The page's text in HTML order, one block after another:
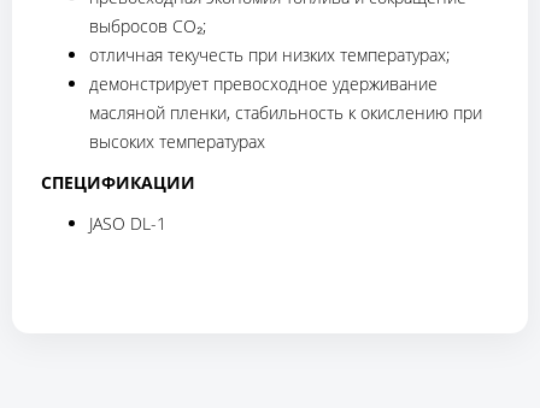
выбросов СО₂;
отличная текучесть при низких температурах;
демонстрирует превосходное удерживание
масляной пленки, стабильность к окислению при
высоких температурах
СПЕЦИФИКАЦИИ
JASO DL-1